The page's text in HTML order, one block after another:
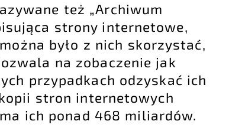
też „Archiwum
strony internetowe,
było z nich skorzystać,
na zobaczenie jak
przypadkach odzyskać ich
stron internetowych
ich ponad 468 miliardów.